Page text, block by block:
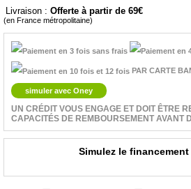
Livraison : Offerte à partir de 69
(en France métropolitaine)
PAR CARTE
simuler avec Oney
UN CRÉDIT VOUS ENGAGE ET DOIT ÊTRE
CAPACITÉS DE REMBOURSEMENT AVANT
Simulez le